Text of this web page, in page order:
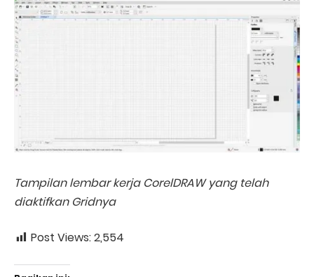
Tampilan lembar kerja CorelDRAW yang telah
diaktifkan Gridnya
Post Views:2,554